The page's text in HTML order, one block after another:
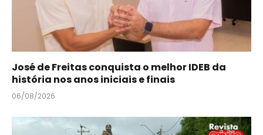
José de Freitas conquista o melhor IDEB da
história nos anos iniciais e finais
06/08/2026